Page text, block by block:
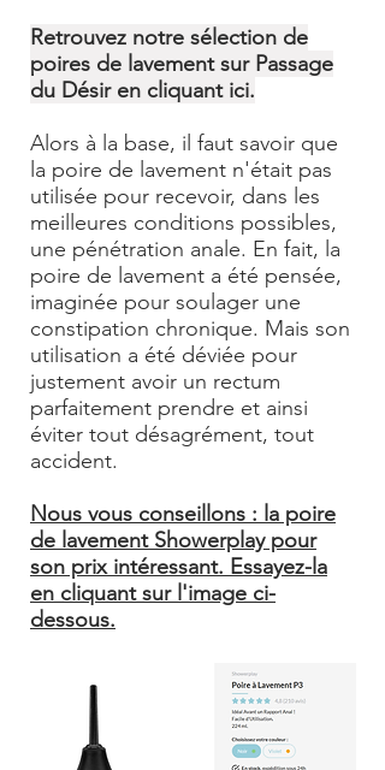
Retrouvez notre sélection de
poires de lavement sur Passage
du Désir en cliquant ici.
Alors à la base, il faut savoir que
la poire de lavement n'était pas
utilisée pour recevoir, dans les
meilleures conditions possibles,
une pénétration anale. En fait, la
poire de lavement a été pensée,
imaginée pour soulager une
constipation chronique. Mais son
utilisation a été déviée pour
justement avoir un rectum
parfaitement prendre et ainsi
éviter tout désagrément, tout
accident.
Nous vous conseillons : la poire
de lavement Showerplay pour
son prix intéressant. Essayez-la
en cliquant sur l'image ci-
dessous.